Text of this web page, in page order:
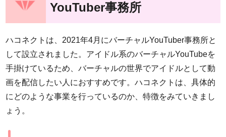
YouTuber事務所
ハコネクトは、2021年4月にバーチャルYouTuber事務所と
して設立されました。アイドル系のバーチャルYouTubeを
手掛けているため、バーチャルの世界でアイドルとして動
画を配信したい人におすすめです。ハコネクトは、具体的
にどのような事業を行っているのか、特徴をみていきまし
ょう。